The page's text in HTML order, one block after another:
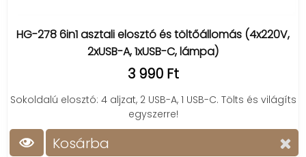
HG-278 6in1 asztali elosztó és töltőállomás (4x220V,
2xUSB-A, 1xUSB-C, lámpa)
3 990 Ft
Sokoldalú elosztó: 4 aljzat, 2 USB-A, 1 USB-C. Tölts és világíts
egyszerre!
Kosárba